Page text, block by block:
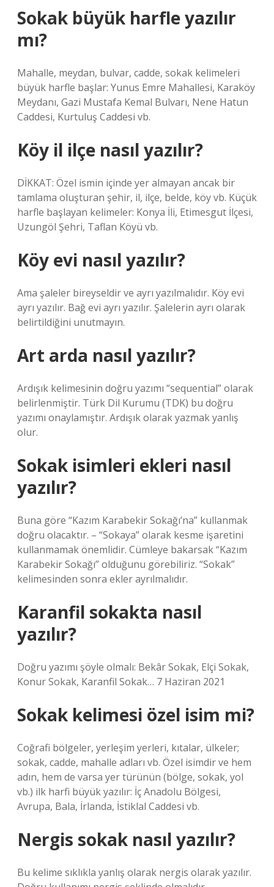
Sokak büyük harfle yazılır
mı?
Mahalle, meydan, bulvar, cadde, sokak kelimeleri
büyük harfle başlar: Yunus Emre Mahallesi, Karaköy
Meydanı, Gazi Mustafa Kemal Bulvarı, Nene Hatun
Caddesi, Kurtuluş Caddesi vb.
Köy il ilçe nasıl yazılır?
DİKKAT: Özel ismin içinde yer almayan ancak bir
tamlama oluşturan şehir, il, ilçe, belde, köy vb. Küçük
harfle başlayan kelimeler: Konya İli, Etimesgut İlçesi,
Uzungöl Şehri, Taflan Köyü vb.
Köy evi nasıl yazılır?
Ama şaleler bireyseldir ve ayrı yazılmalıdır. Köy evi
ayrı yazılır. Bağ evi ayrı yazılır. Şalelerin ayrı olarak
belirtildiğini unutmayın.
Art arda nasıl yazılır?
Ardışık kelimesinin doğru yazımı “sequential” olarak
belirlenmiştir. Türk Dil Kurumu (TDK) bu doğru
yazımı onaylamıştır. Ardışık olarak yazmak yanlış
olur.
Sokak isimleri ekleri nasıl
yazılır?
Buna göre “Kazım Karabekir Sokağı’na” kullanmak
doğru olacaktır. – “Sokaya” olarak kesme işaretini
kullanmamak önemlidir. Cümleye bakarsak “Kazım
Karabekir Sokağı” olduğunu görebiliriz. “Sokak”
kelimesinden sonra ekler ayrılmalıdır.
Karanfil sokakta nasıl
yazılır?
Doğru yazımı şöyle olmalı: Bekâr Sokak, Elçi Sokak,
Konur Sokak, Karanfil Sokak… 7 Haziran 2021
Sokak kelimesi özel isim mi?
Coğrafi bölgeler, yerleşim yerleri, kıtalar, ülkeler;
sokak, cadde, mahalle adları vb. Özel isimdir ve hem
adın, hem de varsa yer türünün (bölge, sokak, yol
vb.) ilk harfi büyük yazılır: İç Anadolu Bölgesi,
Avrupa, Bala, İrlanda, İstiklal Caddesi vb.
Nergis sokak nasıl yazılır?
Bu kelime sıklıkla yanlış olarak nergis olarak yazılır.